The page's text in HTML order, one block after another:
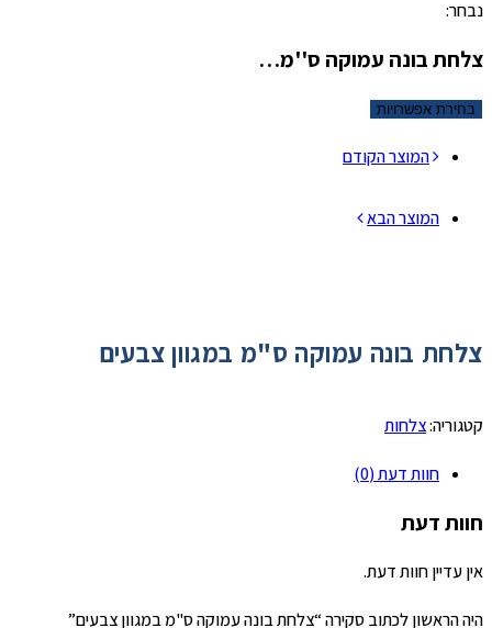
נבחר:
צלחת בונה עמוקה ס''מ…
בחירת אפשרויות
המוצר הקודם
המוצר הבא
צלחת בונה עמוקה ס"מ במגוון צבעים
קטגוריה:צלחות
חוות דעת (0)
חוות דעת
אין עדיין חוות דעת.
היה הראשון לכתוב סקירה “צלחת בונה עמוקה ס"מ במגוון צבעים”